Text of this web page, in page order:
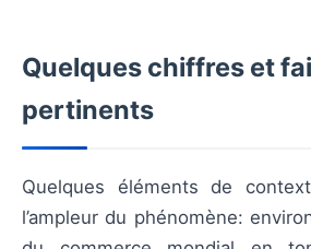
Quelques chiffres et
pertinents
Quelques éléments de
l’ampleur du phénomène: